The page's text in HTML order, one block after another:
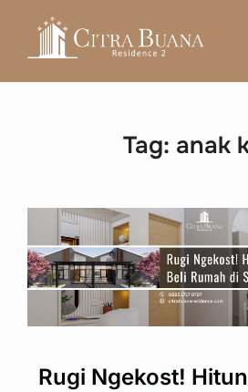
content
Tag: anak
Rugi Ngekost!